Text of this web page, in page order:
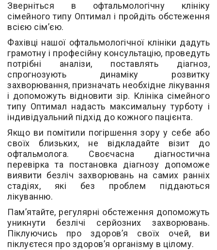
Зверніться в офтальмологічну клініку
сімейного типу Оптимал і пройдіть обстеження
всією сім’єю.
Фахівці нашої офтальмологічної клініки дадуть
грамотну і професійну консультацію, проведуть
потрібні аналізи, поставлять діагноз,
спрогнозують динаміку розвитку
захворювання, призначать необхідне лікування
і допоможуть відновити зір. Клініка сімейного
типу Оптимал надасть максимальну турботу і
індивідуальний підхід до кожного пацієнта.
Якщо ви помітили погіршення зору у себе або
своїх близьких, не відкладайте візит до
офтальмолога. Своєчасна діагностична
перевірка та постановка діагнозу допоможе
виявити безліч захворювань на самих ранніх
стадіях, які без проблем піддаються
лікуванню.
Пам’ятайте, регулярні обстеження допоможуть
уникнути безлічі серйозних захворювань.
Піклуючись про здоров’я своїх очей, ви
піклуєтеся про здоров’я організму в цілому.